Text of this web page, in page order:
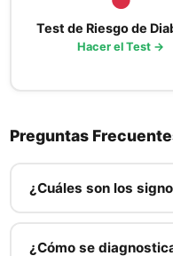
Test de Riesgo de
Hacer el Test →
Preguntas
¿Cuáles son los
(especialmente grasa
¿Cómo se